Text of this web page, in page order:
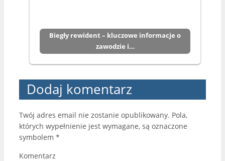
Biegły rewident – kluczowe informacje o
zawodzie i…
Dodaj komentarz
Twój adres email nie zostanie opublikowany. Pola,
których wypełnienie jest wymagane, są oznaczone
symbolem *
Komentarz